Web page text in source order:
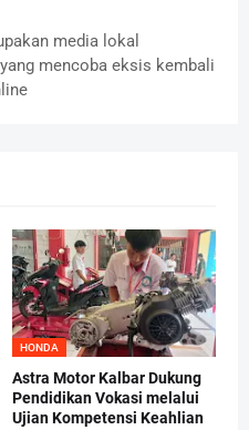
media lokal
mencoba eksis kembali
HONDA
Astra Motor Kalbar Dukung
Pendidikan Vokasi melalui
Ujian Kompetensi Keahlian